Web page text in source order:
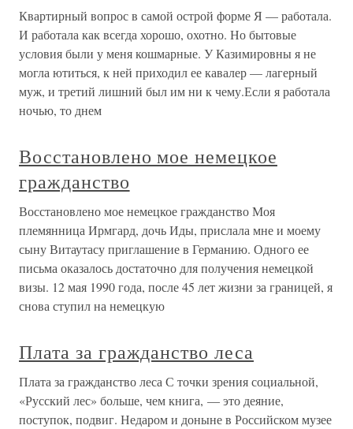
Квартирный вопрос в самой острой форме Я — работала.
И работала как всегда хорошо, охотно. Но бытовые
условия были у меня кошмарные. У Казимировны я не
могла ютиться, к ней приходил ее кавалер — лагерный
муж, и третий лишний был им ни к чему.Если я работала
ночью, то днем
Восстановлено мое немецкое
гражданство
Восстановлено мое немецкое гражданство Моя
племянница Ирмгард, дочь Иды, прислала мне и моему
сыну Витаутасу приглашение в Германию. Одного ее
письма оказалось достаточно для получения немецкой
визы. 12 мая 1990 года, после 45 лет жизни за границей, я
снова ступил на немецкую
Плата за гражданство леса
Плата за гражданство леса С точки зрения социальной,
«Русский лес» больше, чем книга, — это деяние,
поступок, подвиг. Недаром и доныне в Российском музее